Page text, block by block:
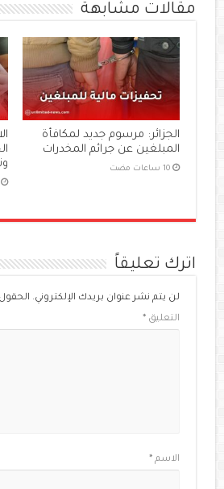
مقالات مشابهة
الجزائر: مرسوم جديد لمكافأة
المبلغين عن جرائم المخدرات
‏10 ساعات مضت
اترك تعليقاً
لن يتم نشر عنوان بريدك الإلكتروني. الحقول
التعليق*
الاسم*